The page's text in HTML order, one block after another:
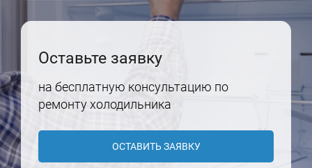
Оставьте заявку
на бесплатную консультацию по
ремонту холодильника
ОСТАВИТЬ ЗАЯВКУ